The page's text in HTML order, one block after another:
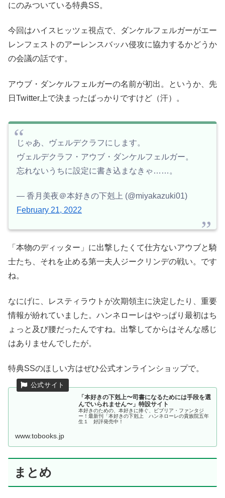
にのみついている特典SS。
今回はハイスヒッツェ視点で、ダンケルフェルガーがエー
レンフェストのアーレンスバッハ侵攻に協力するかどうか
の会議の話です。
アウブ・ダンケルフェルガーの名前が初出。というか、先
日Twitter上で決まったばっかりですけど（汗）。
じゃあ、ヴェルデクラフにします。
ヴェルデクラフ・アウブ・ダンケルフェルガー。
忘れないうちに設定に書き込まなきゃ……。
— 香月美夜＠本好きの下剋上 (@miyakazuki01)
February 21, 2022
「本物のディッター」に出撃したくて仕方ないアウブと騎
士たち、それを止める第一夫人ジークリンデの戦い。です
ね。
なにげに、レスティラウトが次期領主に決定したり、重要
情報が紛れていました。ハンネローレはやっぱり最初はち
ょっと及び腰だったんですね。出撃してからはそんな感じ
はありませんでしたが。
特典SSのほしい方はぜひ公式オンラインショップで。
「本好きの下剋上〜司書になるためには手段を選
んでいられません〜」特設サイト
本好きのための、本好きに捧ぐ、ビブリア・ファンタジ
ー！最新刊「本好きの下剋上 ハンネローレの貴族院五年
生１ 好評発売中！
www.tobooks.jp
まとめ